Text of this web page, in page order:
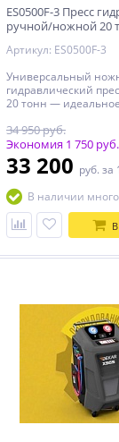
ES0500F-3 Пресс
ручной/ножной 20
Артикул: ES0500F-3
Универсальный
гидравлический
20 тонн —
подшипников,
других элементов в
мастерской или
удобной педалью и
позволяет
руками и экономить
ремонте.
34 950 руб.
Экономия 1 750 руб.
33 200 руб. за
В наличии много